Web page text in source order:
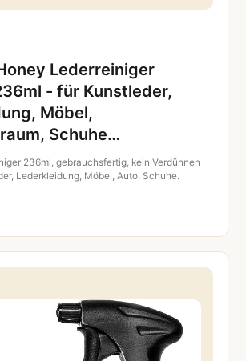
Lederreiniger
- für Kunstleder,
Möbel,
Schuhe…
236ml, gebrauchsfertig, kein Verdünnen
Lederkleidung, Möbel, Auto, Schuhe.